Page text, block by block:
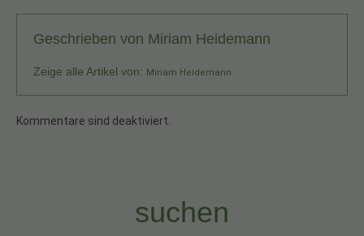
Geschrieben von Miriam Heidemann
Zeige alle Artikel von: Miriam Heidemann
Kommentare sind deaktiviert.
suchen